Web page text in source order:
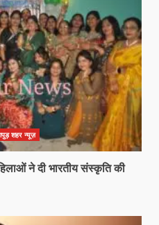
शहर न्यूज़
ने दी भारतीय संस्कृति की